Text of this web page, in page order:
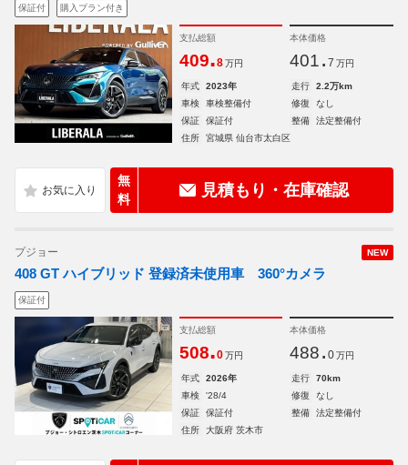
保証付 購入プラン付き
支払総額
409.8 万円
本体価格
401. 7 万円
年式 2023年 走行
2.2万km
車検
車検整備付 修復
なし
保証
保証付 整備
法定整備付
住所
宮城県 仙台市太白区
無
料
見積もり・在庫確認
NEW
プジョー
408 GT ハイブリッド 登録済未使用車 360°カメラ
保証付
支払総額
508.0 万円
本体価格
488. 0 万円
年式 2026年 走行
70km
車検
'28/4 修復
なし
保証
保証付 整備
法定整備付
住所
大阪府 茨木市